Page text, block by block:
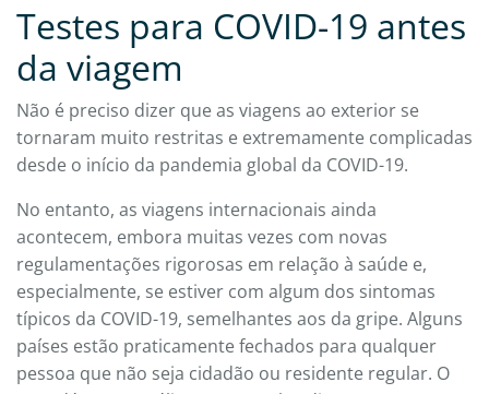
Testes para COVID-19 antes
da viagem
Não é preciso dizer que as viagens ao exterior se
tornaram muito restritas e extremamente complicadas
desde o início da pandemia global da COVID-19.
No entanto, as viagens internacionais ainda
acontecem, embora muitas vezes com novas
regulamentações rigorosas em relação à saúde e,
especialmente, se estiver com algum dos sintomas
típicos da COVID-19, semelhantes aos da gripe. Alguns
países estão praticamente fechados para qualquer
pessoa que não seja cidadão ou residente regular. O